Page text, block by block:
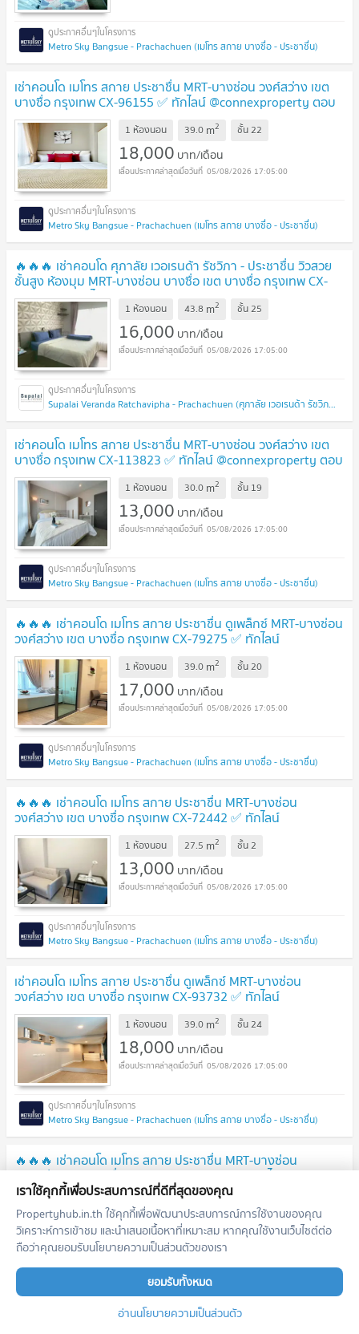
Metro Sky Bangsue - Prachachuen (เมโทร สกาย บางซื่อ - ประชาชื่น)
เช่าคอนโด เมโทร สกาย ประชาชื่น MRT-บางซ่อน วงศ์สว่าง เขต
บางซื่อ กรุงเทพ CX-96155 ✅ ทักไลน์ @connexproperty ตอบ
ทันที ทีมงานมืออาชีพ ✅
1 ห้องนอน 39.0 m2 ชั้น22
18,000 บาท/เดือน
05/08/2026 17:05:00
Metro Sky Bangsue - Prachachuen (เมโทร สกาย บางซื่อ - ประชาชื่น)
🔥🔥🔥 เช่าคอนโด ศุภาลัย เวอเรนด้า รัชวิภา - ประชาชื่น วิวสวย
ชั้นสูง ห้องมุม MRT-บางซ่อน บางซื่อ เขต บางซื่อ กรุงเทพ CX-
165443 ✅ ทักไลน์ @connexproperty ตอบทันที ทีมงานมือ
อาชีพ ✅ 🔥🔥🔥 1 ห้องนอน 43.8 m2 ชั้น25
16,000 บาท/เดือน
05/08/2026 17:05:00
Supalai Veranda Ratchavipha - Prachachuen (ศุภาลัย เวอเรนด้า รัชวิภา - ประชาชื่น)
เช่าคอนโด เมโทร สกาย ประชาชื่น MRT-บางซ่อน วงศ์สว่าง เขต
บางซื่อ กรุงเทพ CX-113823 ✅ ทักไลน์ @connexproperty ตอบ
ทันที ทีมงานมืออาชีพ ✅
1 ห้องนอน 30.0 m2 ชั้น 19
13,000 บาท/เดือน
05/08/2026 17:05:00
Metro Sky Bangsue - Prachachuen (เมโทร สกาย บางซื่อ - ประชาชื่น)
🔥🔥🔥 เช่าคอนโด เมโทร สกาย ประชาชื่น ดูเพล็กซ์ MRT-บางซ่อน
วงศ์สว่าง เขต บางซื่อ กรุงเทพ CX-79275 ✅ ทักไลน์
@connexproperty ตอบทันที ทีมงานมืออาชีพ ✅ 🔥🔥🔥
1 ห้องนอน 39.0 m2 ชั้น20
17,000 บาท/เดือน
05/08/2026 17:05:00
Metro Sky Bangsue - Prachachuen (เมโทร สกาย บางซื่อ - ประชาชื่น)
🔥🔥🔥 เช่าคอนโด เมโทร สกาย ประชาชื่น MRT-บางซ่อน
วงศ์สว่าง เขต บางซื่อ กรุงเทพ CX-72442 ✅ ทักไลน์
@connexproperty ตอบทันที ทีมงานมืออาชีพ ✅ 🔥🔥🔥
1 ห้องนอน 27.5 m2 ชั้น2
13,000 บาท/เดือน
05/08/2026 17:05:00
Metro Sky Bangsue - Prachachuen (เมโทร สกาย บางซื่อ - ประชาชื่น)
เช่าคอนโด เมโทร สกาย ประชาชื่น ดูเพล็กซ์ MRT-บางซ่อน
วงศ์สว่าง เขต บางซื่อ กรุงเทพ CX-93732 ✅ ทักไลน์
@connexproperty ตอบทันที ทีมงานมืออาชีพ ✅
1 ห้องนอน 39.0 m2 ชั้น24
18,000 บาท/เดือน
05/08/2026 17:05:00
Metro Sky Bangsue - Prachachuen (เมโทร สกาย บางซื่อ - ประชาชื่น)
🔥🔥🔥 เช่าคอนโด เมโทร สกาย ประชาชื่น MRT-บางซ่อน
วงศ์สว่าง เขต บางซื่อ กรุงเทพ CX-131505 ✅ ทักไลน์
@connexproperty ตอบทันที ทีมงานมืออาชีพ ✅ 🔥🔥🔥
1 ห้องนอน 2
11,000บาท/เดือน
05/08/2026 17:05:00
Metro Sky Bangsue - Prachachuen (เมโทร สกาย บางซื่อ - ประชาชื่น)
เราใช้คุกกี้เพื่อประสบการณ์ที่ดีที่สุดของคุณ
Propertyhub.in.th ใช้คุกกี้เพื่อพัฒนาประสบการณ์การใช้งานของคุณ
วิเคราะห์การเข้าชม และนำเสนอเนื้อหาที่เหมาะสม หากคุณใช้งานเว็บไซต์ต่อ
ถือว่าคุณยอมรับนโยบายความเป็นส่วนตัวของเรา
ยอมรับทั้งหมด
อ่านนโยบายความเป็นส่วนตัว